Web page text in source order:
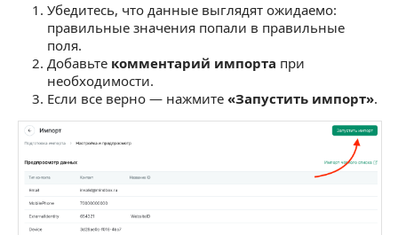
Убедитесь, что данные выглядят ожидаемо:
правильные значения попали в правильные
поля.
Добавьте комментарий импорта при
необходимости.
Если все верно — нажмите «Запустить импорт».